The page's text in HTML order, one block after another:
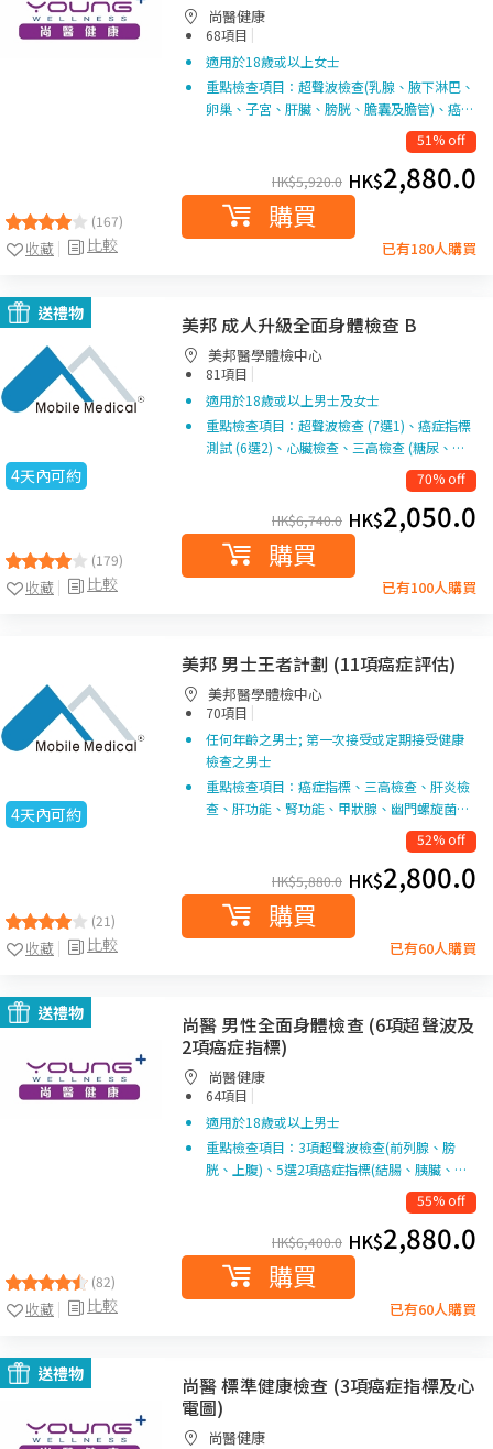
(167)
比較
收藏
尚醫健康
68項目 |
適用於18歲或以上女士
重點檢查項目：超聲波檢查(乳腺、腋下淋巴、
卵巢、子宮、肝臟、膀胱、膽囊及膽管)、癌…
51% off
HK$5,920.0 HK$2,880.0
購買
已有180人購買
送禮物
4天內可約
(179)
比較
收藏
美邦 成人升級全面身體檢查 B
美邦醫學體檢中心
81項目 |
適用於18歲或以上男士及女士
重點檢查項目：超聲波檢查 (7選1)、癌症指標
測試 (6選2)、心臟檢查、三高檢查 (糖尿、…
70% off
HK$6,740.0 HK$2,050.0
購買
已有100人購買
4天內可約
(21)
比較
收藏
美邦 男士王者計劃 (11項癌症評估)
美邦醫學體檢中心
70項目 |
任何年齡之男士; 第一次接受或定期接受健康
檢查之男士
重點檢查項目：癌症指標、三高檢查、肝炎檢
查、肝功能、腎功能、甲狀腺、幽門螺旋菌…
52% off
HK$5,880.0 HK$2,800.0
購買
已有60人購買
送禮物
(82)
比較
收藏
尚醫 男性全面身體檢查 (6項超聲波及
2項癌症指標)
尚醫健康
64項目 |
適用於18歲或以上男士
重點檢查項目：3項超聲波檢查(前列腺、膀
胱、上腹)、5選2項癌症指標(結腸、胰臟、…
55% off
HK$6,400.0 HK$2,880.0
購買
已有60人購買
送禮物
尚醫 標準健康檢查 (3項癌症指標及心
電圖)
尚醫健康